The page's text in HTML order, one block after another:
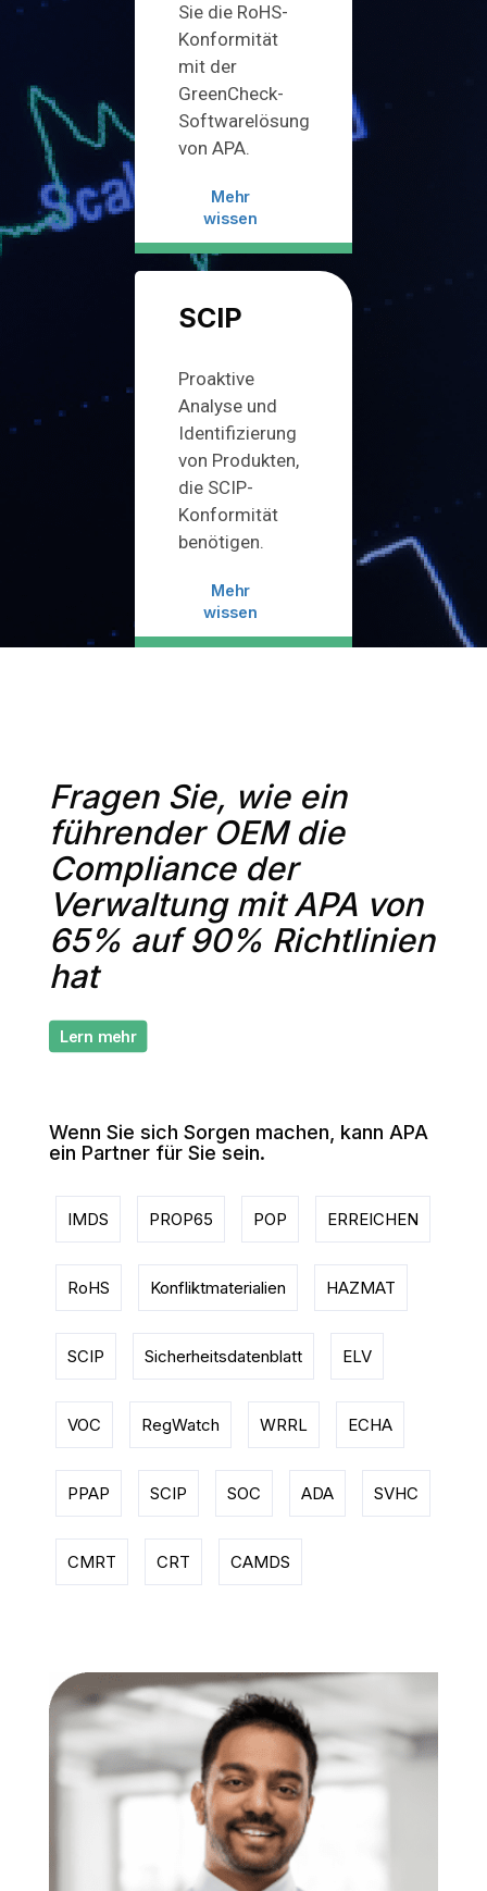
Sie die RoHS-
Konformität
mit der
GreenCheck-
Softwarelösung
von APA.
Mehr
wissen
SCIP
Proaktive
Analyse und
Identifizierung
von Produkten,
die SCIP-
Konformität
benötigen.
Mehr
wissen
Fragen Sie, wie ein
führender OEM die
Compliance der
Verwaltung mit APA von
65% auf 90% Richtlinien
hat
Lern mehr
Wenn Sie sich Sorgen machen, kann APA
ein Partner für Sie sein.
IMDS PROP65 POP ERREICHEN
RoHS Konfliktmaterialien HAZMAT
SCIP Sicherheitsdatenblatt ELV
VOC RegWatch WRRL ECHA
PPAP SCIP SOC ADA SVHC
CMRT CRT CAMDS